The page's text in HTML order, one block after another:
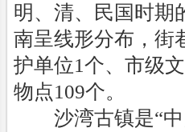
明、清、民国时期
南呈线形分布，街
护单位1个、市级
物点109个。
沙湾古镇是“中